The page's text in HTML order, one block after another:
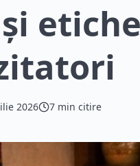
2026 7 min citire